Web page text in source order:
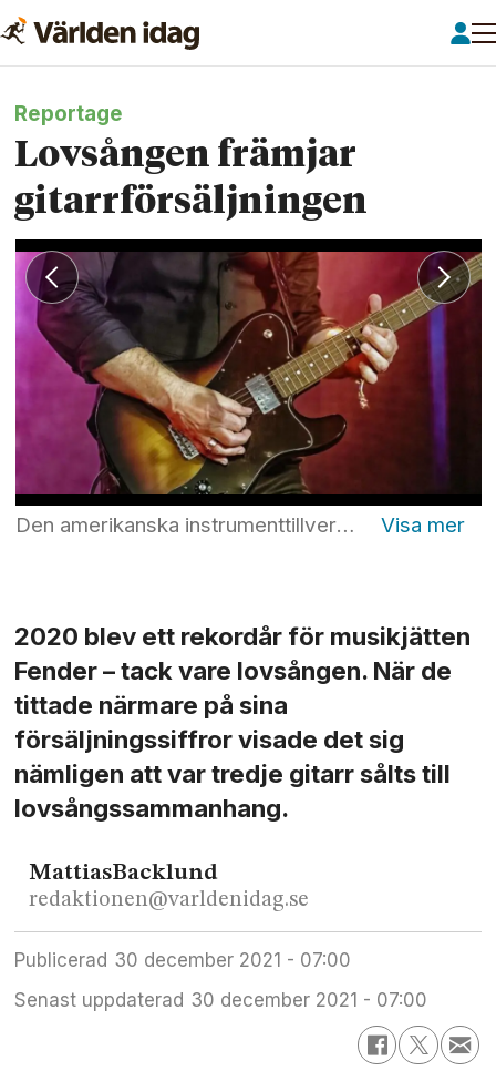
Reportage
Lovsången främjar
gitarrförsäljningen
Den amerikanska instrumenttillverkaren Fender hade ett rekordår 2020 – och mycket av det har de kyrkan att tacka för. (Bild: Erik Tilling spelar på sin Fender.) Foto: Mikael Good
2020 blev ett rekordår för musikjätten
Fender – tack vare lovsången. När de
tittade närmare på sina
försäljningssiffror visade det sig
nämligen att var tredje gitarr sålts till
lovsångssammanhang.
MattiasBacklund
redaktionen@varldenidag.se
Publicerad
30 december 2021 - 07:00
Senast uppdaterad
30 december 2021 - 07:00